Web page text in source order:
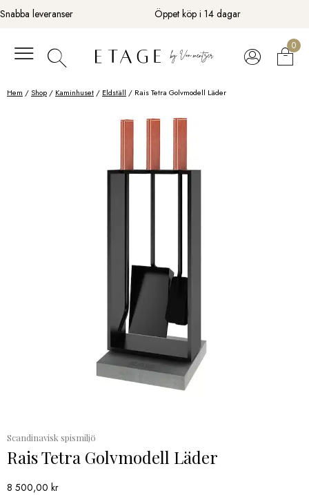
Fortsätt
till
Snabba leveranser Öppet köp i 14 dagar
0
Hem /Shop / Kaminhuset / Eldställ / Rais Tetra Golvmodell Läder
Scandinavisk spismiljö
Rais Tetra Golvmodell Läder
8 500,00 kr